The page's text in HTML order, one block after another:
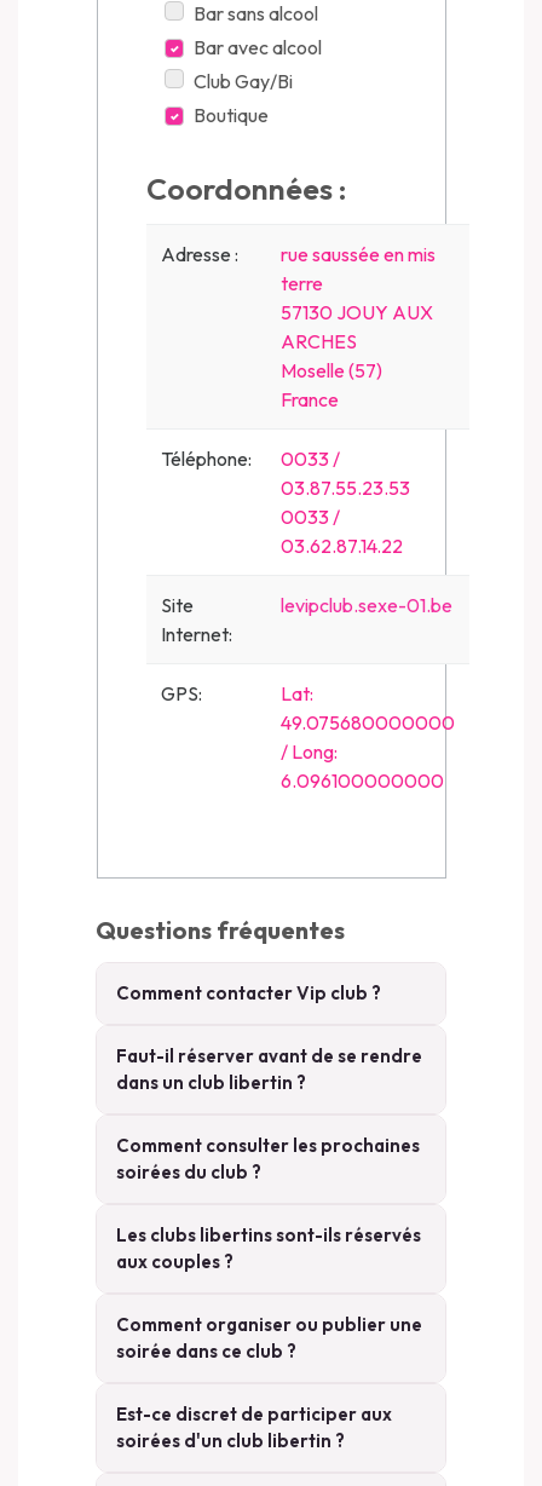
Bar sans alcool
Bar avec alcool
Club Gay/Bi
Boutique
Coordonnées :
Adresse :
rue saussée en mis
terre
57130 JOUY AUX
ARCHES
Moselle (57)
France
Téléphone:
0033 /
03.87.55.23.53
0033 /
03.62.87.14.22
Site
Internet:
levipclub.sexe-01.be
GPS:
Lat:
49.075680000000
/ Long:
6.096100000000
Questions fréquentes
Comment contacter Vip club ?
Faut-il réserver avant de se rendre
dans un club libertin ?
Comment consulter les prochaines
soirées du club ?
Les clubs libertins sont-ils réservés
aux couples ?
Comment organiser ou publier une
soirée dans ce club ?
Est-ce discret de participer aux
soirées d'un club libertin ?